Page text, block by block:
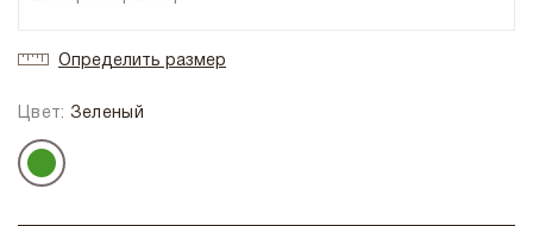
Определить размер
Цвет: Зеленый